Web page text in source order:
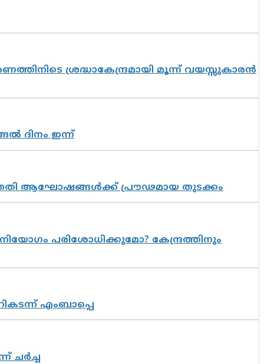
ശ്രദ്ധാകേന്ദ്രമായി മൂന്ന് വയസ്സുകാരൻ
ദിനം ഇന്ന്
ആഘോഷങ്ങൾക്ക് പ്രൗഢമായ തുടക്കം
പരിശോധിക്കുമോ? കേന്ദ്രത്തിനും
എംബാപ്പെ
ചർച്ച